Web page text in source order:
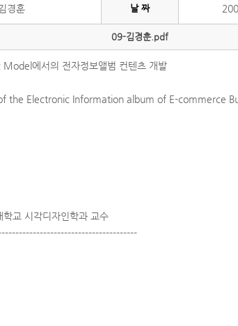
경훈 날 짜
09-김경훈.pdf
에서의 전자정보앨범 컨텐츠 개발
the Electronic Information album of E-commerce
학교 시각디자인학과 교수